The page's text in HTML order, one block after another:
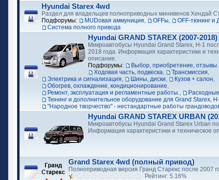
Hyundai Starex 4wd
Раздел для владельцев полноприводных минивенов Хендай
Подфорумы:
MUDовая аммуниция, OFFы,
OFF-тюнинг и
Cистема полного привода
Hyundai GRAND STAREX (2007-2018)
Микроавтобусы Hyundai Grand Starex, H-1
2018 года. Информация характеристики и
описание.
Подфорумы:
Выбор, приобретение, отзывы.
Ходовая часть, подвеска, Трансмиссия,
Электрика и сигнализация, Шины, диски, Кузов + салон,
Обогрев, охлаждение, кондиционирование,
Ремонт, эксплуатация и регламентные работы.,
Тюнинг и дополнительное оборудование для Grand Starex,
"Народное творчество" - нестандартные работы
Hyundai GRAND STAREX URBAN
Микроавтобусы Hyundai Grand Starex Urban
Информация характеристики и техническое
Grand Starex 4wd (полный привод)
Полноприводная версия Гранд Старекс после 2007
Рейтинг: 5.16%